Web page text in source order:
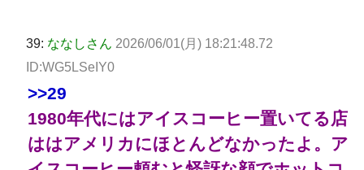
39: ななしさん 2026/06/01(月) 18:21:48.72
ID:WG5LSeIY0
>>29
1980年代にはアイスコーヒー置いてる店
ははアメリカにほとんどなかったよ。ア